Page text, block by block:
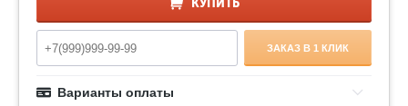
КУПИТЬ
ЗАКАЗ В 1 КЛИК
Варианты оплаты